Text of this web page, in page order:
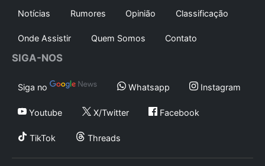
Notícias Rumores Opinião Classificação
Onde Assistir Quem Somos Contato
SIGA-NOS
Siga no Whatsapp Instagram
Youtube X/Twitter Facebook
TikTok Threads